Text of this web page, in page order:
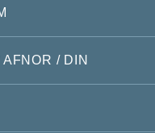
AFNOR / DIN